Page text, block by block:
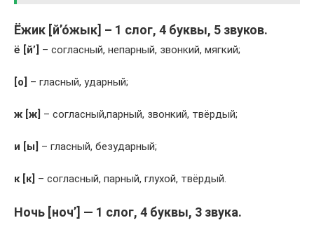
Ёжик [й’о́жык] – 1 слог, 4 буквы, 5 звуков.
ё [й’] – согласный, непарный, звонкий, мягкий;
[о] – гласный, ударный;
ж [ж] – согласный,парный, звонкий, твёрдый;
и [ы] – гласный, безударный;
к [к] – согласный, парный, глухой, твёрдый.
Ночь [ноч’] — 1 слог, 4 буквы, 3 звука.